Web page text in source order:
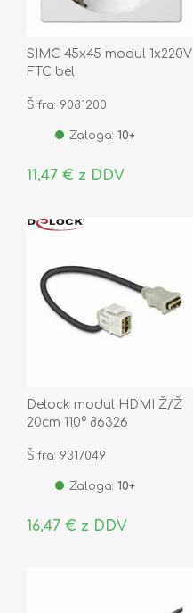
SIMC 45x45 modul 1x220V
FTC bel
Šifra: 9081200
Zaloga: 10+
11,47 € z DDV
Delock modul HDMI Ž/Ž
20cm 110° 86326
Šifra: 9317049
Zaloga: 10+
16,47 € z DDV